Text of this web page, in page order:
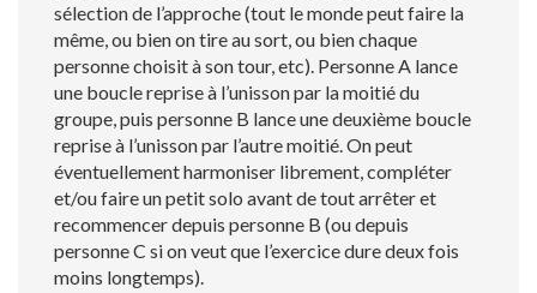
sélection de l’approche (tout le monde peut faire la
même, ou bien on tire au sort, ou bien chaque
personne choisit à son tour, etc). Personne A lance
une boucle reprise à l’unisson par la moitié du
groupe, puis personne B lance une deuxième boucle
reprise à l’unisson par l’autre moitié. On peut
éventuellement harmoniser librement, compléter
et/ou faire un petit solo avant de tout arrêter et
recommencer depuis personne B (ou depuis
personne C si on veut que l’exercice dure deux fois
moins longtemps).